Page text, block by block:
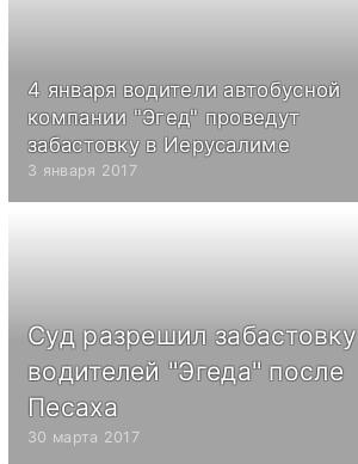
4 января водители автобусной
компании "Эгед" проведут
забастовку в Иерусалиме
3 января 2017
Суд разрешил забастовку
водителей "Эгеда" после
Песаха
30 марта 2017